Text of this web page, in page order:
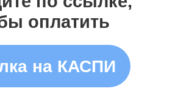
на КАСПИ
оплатить